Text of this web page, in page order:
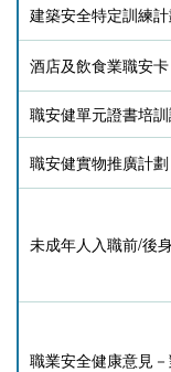
建築安全特定訓練
酒店及飲食業職安卡
職安健單元證書培
職安健實物推廣計劃
未成年人入職前/後
職業安全健康意見